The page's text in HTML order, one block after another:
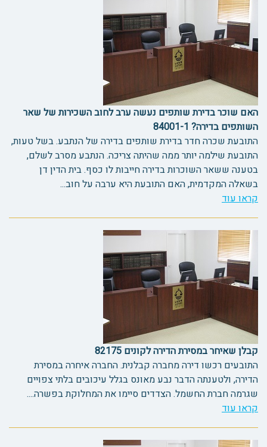
האם שוכר בדירת שותפים נעשה ערב לחוב השכירות של שאר
השותפים בדירה? 84001-1
התובעת שכרה חדר בדירת שותפים בדירה של הנתבע. בשל טעות,
התובעת שילמה יותר ממה שהיתה צריכה. הנתבע מסרב לשלם,
בטענה ששאר השוכרות בדירה חייבות לו כסף. בית הדין דן
בשאלה המקדמית, האם התובעת היא ערבה על חוב...
קראו עוד
קבלן שאיחר במסירת הדירה לקונים 82175
התובעים רכשו דירה מחברה קבלנית. החברה איחרה במסירת
הדירה, ולטענתה הדבר נבע מאונס בגלל עיכובים בלתי צפויים
שגרמה חברת החשמל. הצדדים סיימו את המחלוקת בפשרה....
קראו עוד